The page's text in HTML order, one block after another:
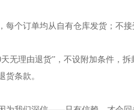
个订单均从自有仓库发货；不接
无理由退货”，不设附加条件，
货条款。